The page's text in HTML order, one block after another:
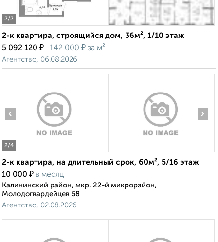
2/2
2-к квартира, строящийся дом, 36м², 1/10 этаж
5 092 120 ₽ 142 000 ₽ за м²
Агентство, 06.08.2026
2/4
‹ ›
2-к квартира, на длительный срок, 60м², 5/16 этаж
10 000 ₽ в месяц
Калининский район, мкр. 22-й микрорайон,
Молодогвардейцев 58
Агентство, 02.08.2026